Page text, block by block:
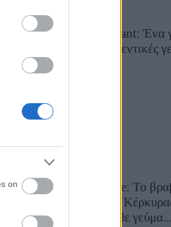
on
Tsapis Restaurant: Ένα
ταξίδι στις αυθεντικές
Σίφνου!
Toula’s Seaside: Το
εστιατόριο της
μετατρέπει κάθε γεύμα...